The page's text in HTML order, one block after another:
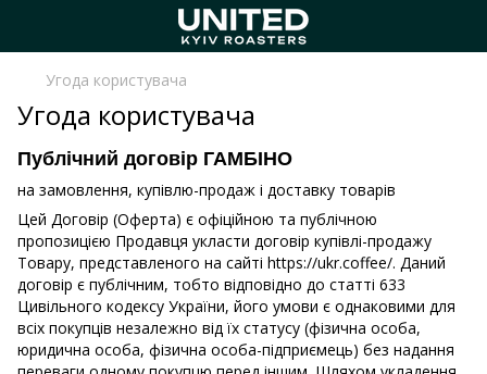
Угода користувача
Угода користувача
Публічний договір ГАМБІНО
на замовлення, купівлю-продаж і доставку товарів
Цей Договір (Оферта) є офіційною та публічною
пропозицією Продавця укласти договір купівлі-продажу
Товару, представленого на сайті https://ukr.coffee/. Даний
договір є публічним, тобто відповідно до статті 633
Цивільного кодексу України, його умови є однаковими для
всіх покупців незалежно від їх статусу (фізична особа,
юридична особа, фізична особа-підприємець) без надання